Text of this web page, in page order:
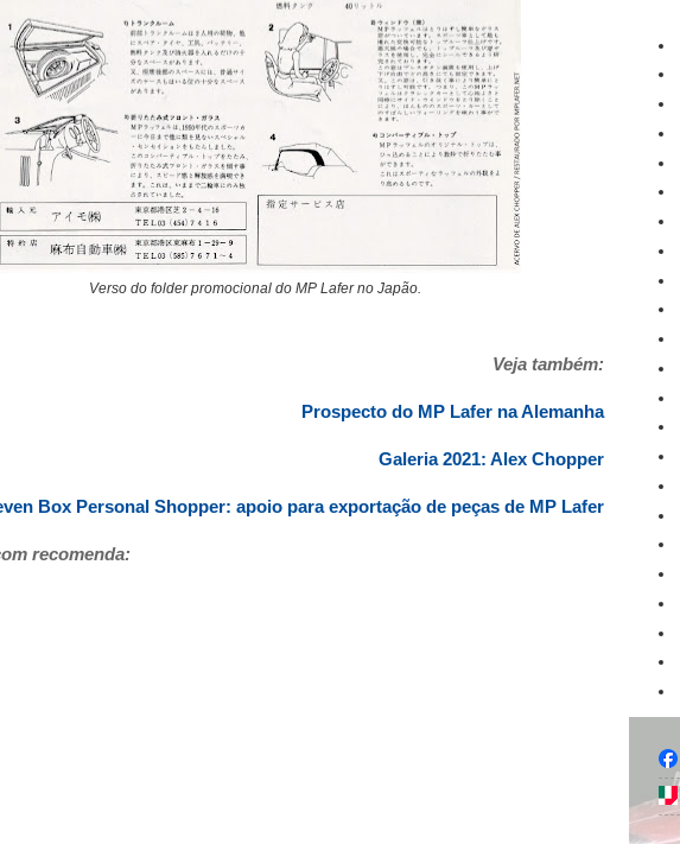
Verso do folder promocional do MP Lafer no Japão.
Veja também:
Prospecto do MP Lafer na Alemanha
Galeria 2021: Alex Chopper
Box Personal Shopper: apoio para exportação de peças de MP Lafer
recomenda: